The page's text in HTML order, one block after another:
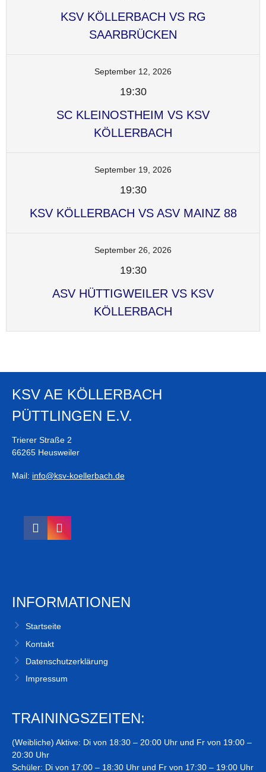
KSV KÖLLERBACH VS RG
SAARBRÜCKEN
September 12, 2026
19:30
SC KLEINOSTHEIM VS KSV
KÖLLERBACH
September 19, 2026
19:30
KSV KÖLLERBACH VS ASV MAINZ 88
September 26, 2026
19:30
ASV HÜTTIGWEILER VS KSV
KÖLLERBACH
KSV AE KÖLLERBACH
PÜTTLINGEN E.V.
Trierer Straße 2
66265 Heusweiler
Mail: info@ksv-koellerbach.de
INFORMATIONEN
Startseite
Kontakt
Datenschutzerklärung
Impressum
TRAININGSZEITEN:
(Weibliche) Aktive: Di von 18:30 – 20:00 Uhr und Fr von 19:00 –
20:30 Uhr
Schüler: Di von 17:00 – 18:30 Uhr und Fr von 17:30 – 19:00 Uhr